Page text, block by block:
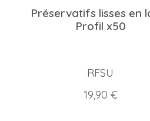
Préservatifs lisses en
Profil x50
RFSU
Prix
19,90 €